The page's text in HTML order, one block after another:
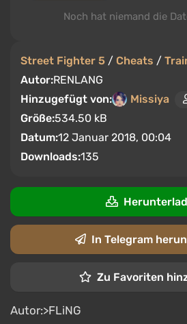
Street Fighter 5 / Cheats /
Autor:RENLANG
Hinzugefügt von:
Missiya
Größe:534.50 kB
Datum:12 Januar 2018, 00:04
Downloads:135
Noch hat niemand die
In Telegram
Zu Favoriten
Autor:>FLiNG